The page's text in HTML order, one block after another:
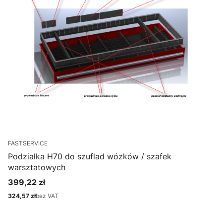
FASTSERVICE
Podziałka H70 do szuflad wózków / szafek
warsztatowych
Cena
399,22 zł
Cena
324,57 złbez VAT